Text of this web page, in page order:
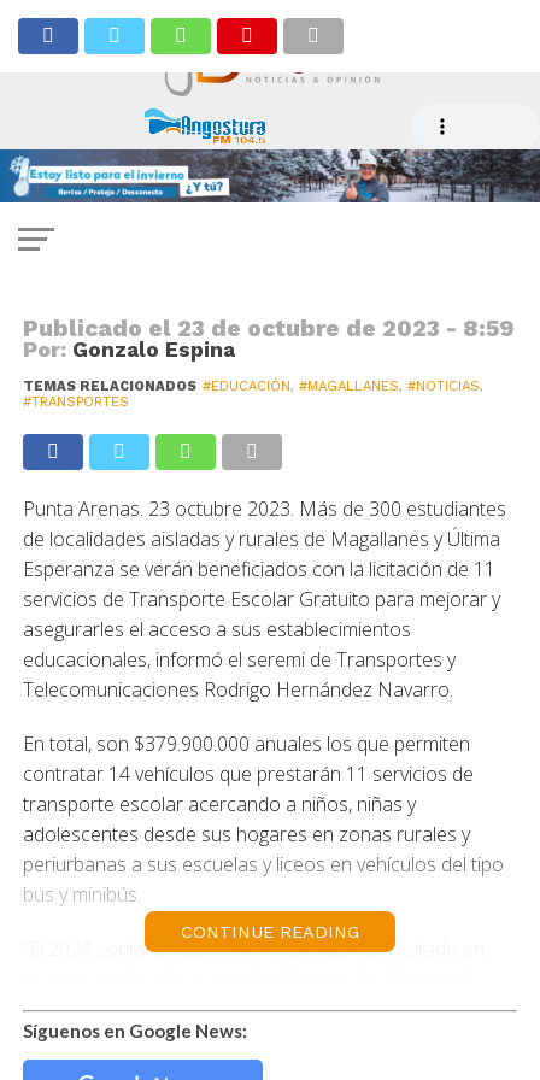
NOTICIAS
Licitación de transporte
beneficiará a 315 escolares
Publicado el 23 de octubre de 2023 - 8:59
Por: Gonzalo Espina
TEMAS RELACIONADOS #EDUCACIÓN, #MAGALLANES, #NOTICIAS,
#TRANSPORTES
Punta Arenas. 23 octubre 2023. Más de 300 estudiantes
de localidades aisladas y rurales de Magallanes y Última
Esperanza se verán beneficiados con la licitación de 11
servicios de Transporte Escolar Gratuito para mejorar y
asegurarles el acceso a sus establecimientos
educacionales, informó el seremi de Transportes y
Telecomunicaciones Rodrigo Hernández Navarro.
En total, son $379.900.000 anuales los que permiten
contratar 14 vehículos que prestarán 11 servicios de
transporte escolar acercando a niños, niñas y
adolescentes desde sus hogares en zonas rurales y
periurbanas a sus escuelas y liceos en vehículos del tipo
bus y minibús.
“El 2024 contaremos con un nuevo servicio licitado en
Nicolás Mladinic de Puerto Natales, que prestará servicio
a 15 alumnas y alumnos”, señaló el seremi Hernández y
agregó que además se dieron mejoras en otros servicios
CONTINUE READING
Síguenos en Google News: